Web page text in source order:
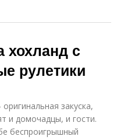
хохланд с
рулетики
закуска,
и домочадцы, и гости.
беспроигрышный